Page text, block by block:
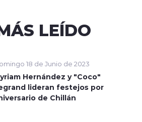
LEÍDO
18 de Junio de 2023
Hernández y "Coco"
lideran festejos por
de Chillán